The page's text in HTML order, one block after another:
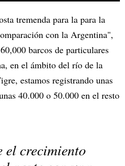
tremenda para la para la
con la Argentina",
barcos de particulares
en el ámbito del río de la
estamos registrando unas
40.000 o 50.000 en el resto
el crecimiento